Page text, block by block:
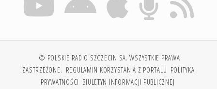
© POLSKIE RADIO SZCZECIN SA. WSZYSTKIE PRAWA
ZASTRZEŻONE. REGULAMIN KORZYSTANIA Z PORTALU POLITYKA
PRYWATNOŚCI BIULETYN INFORMACJI PUBLICZNEJ